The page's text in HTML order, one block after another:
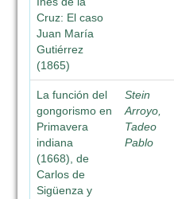
Cruz: El caso
Juan María
Gutiérrez
(1865)
La función del
gongorismo en
Primavera
indiana
(1668), de
Carlos de
Sigüenza y
Stein
Arroyo,
Tadeo
Pablo